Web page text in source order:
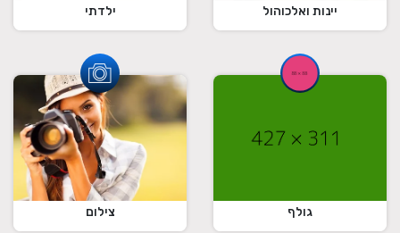
יינות ואלכוהול ילדתי
גולף צילום